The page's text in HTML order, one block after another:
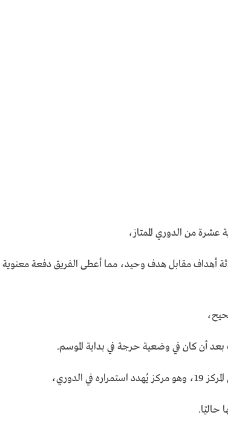
عشرة من الدوري الممتاز،
أهداف مقابل هدف وحيد، مما أعطى الفريق دفعة معنوية
أن كان في وضعية حرجة في بداية الموسم.
حاليًا.